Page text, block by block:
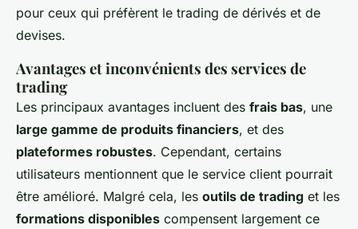
pour ceux qui préfèrent le trading de dérivés et de
devises.
Avantages et inconvénients des services de
trading
Les principaux avantages incluent des frais bas, une
large gamme de produits financiers, et des
plateformes robustes. Cependant, certains
utilisateurs mentionnent que le service client pourrait
être amélioré. Malgré cela, les outils de trading et les
formations disponibles compensent largement ce